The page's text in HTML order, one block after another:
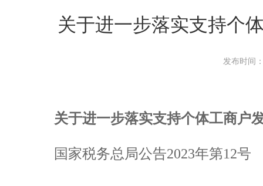
关于进一步落实支持个
发布时间
关于进一步落实支持个体工商户
国家税务总局公告2023年第12号